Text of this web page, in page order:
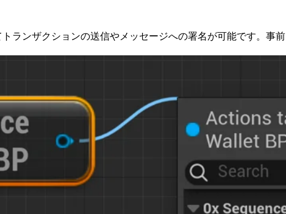
ランザクションの送信やメッセージへの署名が可能です。事